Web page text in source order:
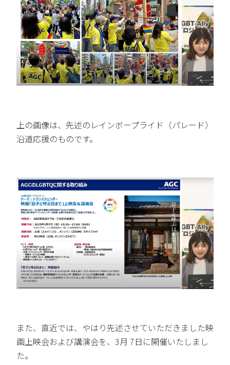
上の画像は、先述のレインボープライド（パレード）
沿道応援のものです。
また、直近では、やはり先述させていただきました映
画上映会および講演会を、3月 7日に開催いたしまし
た。